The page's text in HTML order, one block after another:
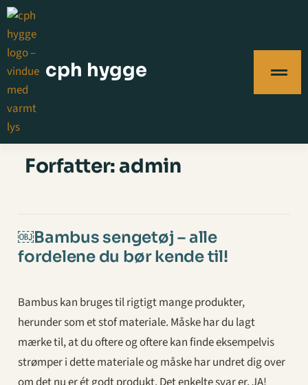
cph hygge
Forfatter: admin
￼Bambus sengetøj – alle
fordelene du bør kende til!
Bambus kan bruges til rigtigt mange produkter,
herunder som et stof materiale. Måske har du lagt
mærke til, at du oftere og oftere kan finde eksempelvis
strømper i dette materiale og måske har undret dig over